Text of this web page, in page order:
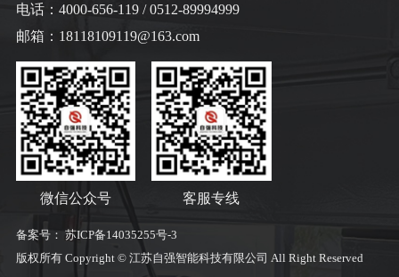
电话：4000-656-119 / 0512-89994999
邮箱：18118109119@163.com
微信公众号 客服专线
备案号： 苏ICP备14035255号-3
版权所有 Copyright © 江苏自强智能科技有限公司 All Right Reserved